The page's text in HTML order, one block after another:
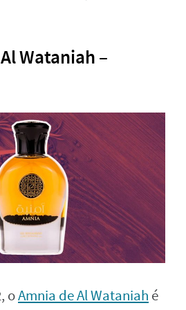
Wataniah –
oAmnia de Al Wataniah é